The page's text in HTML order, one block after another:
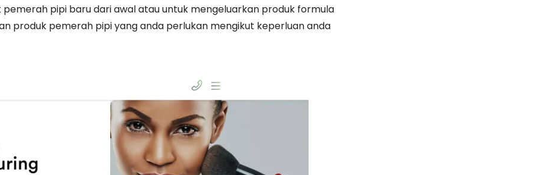
pipi baru dari awal atau untuk mengeluarkan produk formula
produk pemerah pipi yang anda perlukan mengikut keperluan anda